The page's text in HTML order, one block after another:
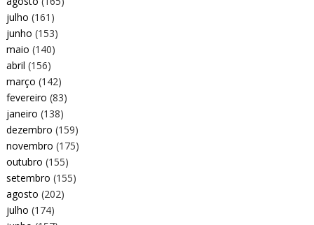
julho (161)
junho (153)
maio (140)
abril (156)
março (142)
fevereiro (83)
janeiro (138)
dezembro (159)
novembro (175)
outubro (155)
setembro (155)
agosto (202)
julho (174)